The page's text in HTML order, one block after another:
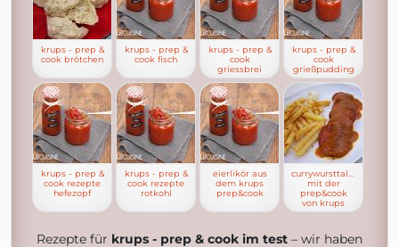
krups - prep &
cook brötchen
krups - prep &
cook fisch
krups - prep &
cook
griessbrei
krups - prep &
cook
grießpudding
krups - prep &
cook rezepte
hefezopf
krups - prep &
cook rezepte
rotkohl
eierlikör aus
dem krups
prep&cook
currywursttaler
mit der
prep&cook
von krups
Rezepte für krups - prep & cook im test – wir haben